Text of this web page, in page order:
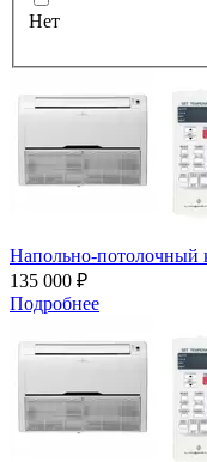
Нет
Напольно-потолочный
135 000 ₽
Подробнее